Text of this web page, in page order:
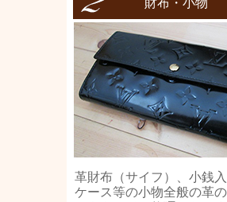
財布・小物
革財布（サイフ）、小銭
ケース等の小物全般の革